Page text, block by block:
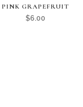
PINK GRAPEFRUIT
$6.00